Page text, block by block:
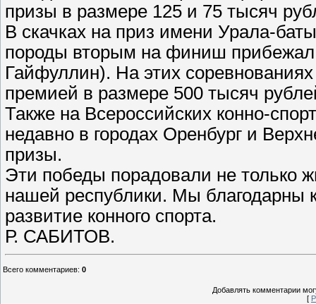
призы в размере 125 и 75 тысяч
В скачках на приз имени Урала-
породы вторым на финиш
Гайфуллин). На этих
премией в размере 500 тысяч
Также на Всероссийских конно-
недавно в городах Оренбург и
призы.
Эти победы порадовали не только
нашей республики. Мы благодарны
развитие конного спорта.
Р. САБИТОВ.
Всего комментариев: 0
Добавлять комментарии
[